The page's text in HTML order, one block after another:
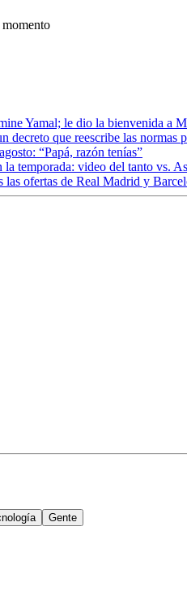
Yamal; le dio la bienvenida a
decreto que reescribe las normas
“Papá, razón tenías”
temporada: video del tanto vs.
ofertas de Real Madrid y
Gente